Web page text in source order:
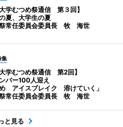
大学むつめ祭通信 第３回】
夏、大学生の夏
常任委員会委員長 牧 海世
集
大学むつめ祭通信 第2回】
バー100人迎え
め アイスブレイク 溶けていく」
常任委員会委員長 牧 海世
と見る